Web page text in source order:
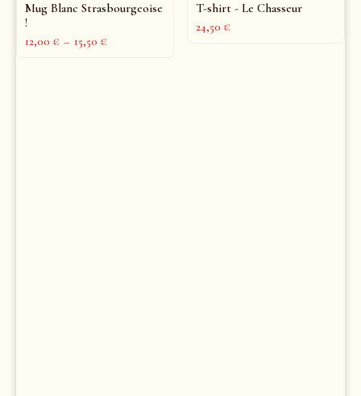
Mug Blanc Strasbourgeoise
!
12,00 € – 15,50 €
T-shirt - Le Chasseur
24,50 €